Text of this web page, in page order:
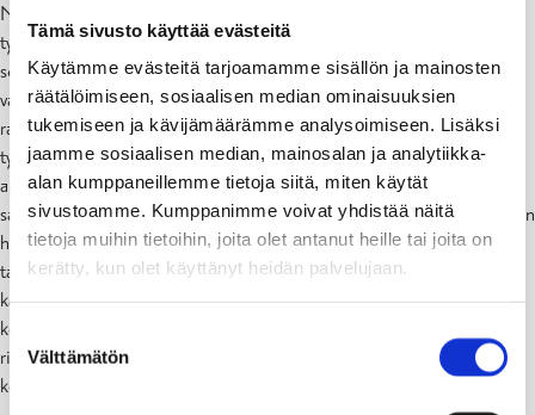
Tämä sivusto käyttää evästeitä
Käytämme evästeitä tarjoamamme sisällön ja mainosten
räätälöimiseen, sosiaalisen median ominaisuuksien
tukemiseen ja kävijämäärämme analysoimiseen. Lisäksi
jaamme sosiaalisen median, mainosalan ja analytiikka-
alan kumppaneillemme tietoja siitä, miten käytät
sivustoamme. Kumppanimme voivat yhdistää näitä
tietoja muihin tietoihin, joita olet antanut heille tai joita on
kerätty, kun olet käyttänyt heidän palvelujaan.
Suostumuksen
valinta
Välttämätön
Nerikomi-tekniikka on ollut keskeinen osa Jaea Changin keraamista
työskentelyä vuodesta 2019 lähtien, jolloin hän alkoi luoda
seinäveistossarjaansaCut. Tämä monimutkainen menetelmä, joka
vaatii useita valmisteluvaiheita värikkäiden savikuosien
rakentamiseksi, on vähitellen auttanut häntä ymmärtämään toistuvan
työn merkityksen ja käsityöhön käytetyn merkittävän ajan. Kertyneen
ajan käsite ilmenee usein visuaalisesti hänen töissään erivärisinä
savikerroksina, erityisesti hänen seinäveistoksissaan.Still Moments
on
hänen ajan pohdiskeluihinsa perustuva käynnissä oleva projekti, joka
tallentaa ohikiitäviä hetkiä ja tunteita, jotka saattaisivat muuten
kadota ilman ponnisteluja. Yksittäin valmistetut Nerikomi-
keramiikkalevyt on koottu metallilangoilla muodostaen suuren
ripustettavan installaation, joka herättää taiteilijan mielessä
kokoelman ajassa leijuvia hetkiä.